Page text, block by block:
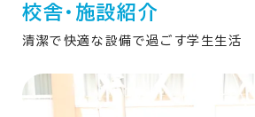
校舎・施設紹介
清潔で快適な設備で過ごす学生生活